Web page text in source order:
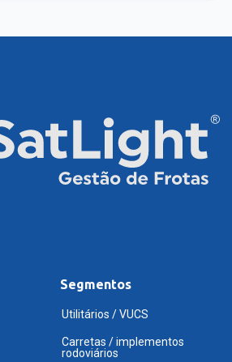
Segmentos
Utilitários / VUCS
Carretas / implementos
rodoviários